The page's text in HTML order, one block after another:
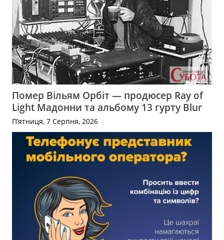
Помер Вільям Орбіт — продюсер Ray of
Light Мадонни та альбому 13 гурту Blur
П’ятниця, 7 Серпня, 2026